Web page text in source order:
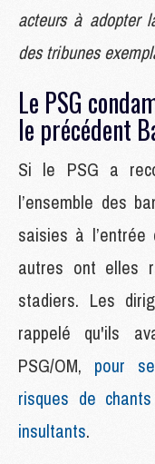
acteurs à adopter
des tribunes
Le PSG
le précédent
Si le PSG a
l’ensemble des
saisies à
autres ont elles
stadiers. Les
rappelé qu'ils
PSG/OM, pour
risques de
insultants.